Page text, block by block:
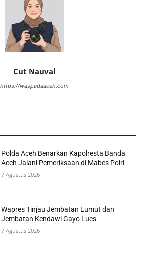
Cut Nauval
https://waspadaaceh.com
Polda Aceh Benarkan Kapolresta Banda
Aceh Jalani Pemeriksaan di Mabes Polri
7 Agustus 2026
Wapres Tinjau Jembatan Lumut dan
Jembatan Kendawi Gayo Lues
7 Agustus 2026